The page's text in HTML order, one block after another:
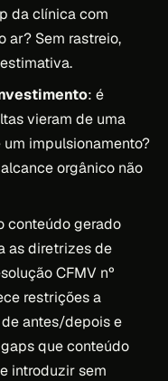
da clínica com
ar? Sem rastreio,
: é
vieram de uma
impulsionamento?
orgânico não
conteúdo gerado
as diretrizes de
CFMV nº
restrições a
antes/depois e
que conteúdo
introduzir sem